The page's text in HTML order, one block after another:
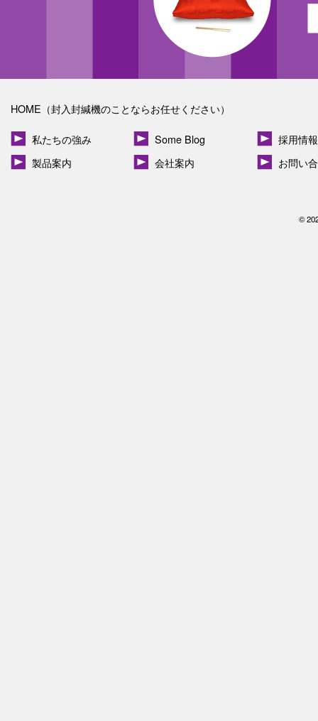
HOME（封入封緘機のことならお任せください）
私たちの強み
製品案内
Some Blog
会社案内
採用情報
お問い
©